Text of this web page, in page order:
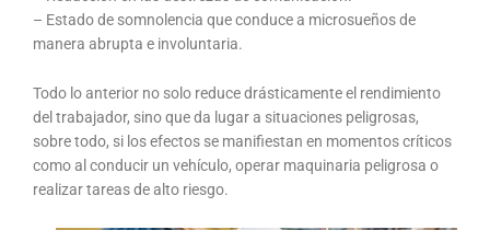
– Estado de somnolencia que conduce a microsueños de
manera abrupta e involuntaria.
Todo lo anterior no solo reduce drásticamente el rendimiento
del trabajador, sino que da lugar a situaciones peligrosas,
sobre todo, si los efectos se manifiestan en momentos críticos
como al conducir un vehículo, operar maquinaria peligrosa o
realizar tareas de alto riesgo.